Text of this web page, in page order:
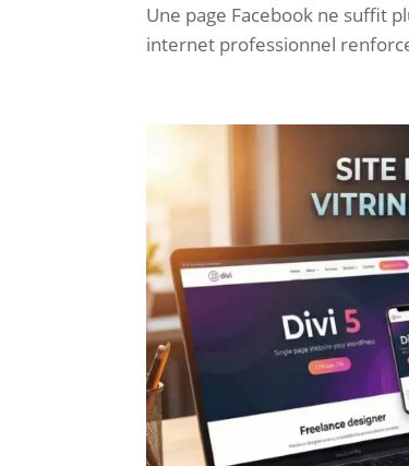
Une page Facebook ne suffit
internet professionnel